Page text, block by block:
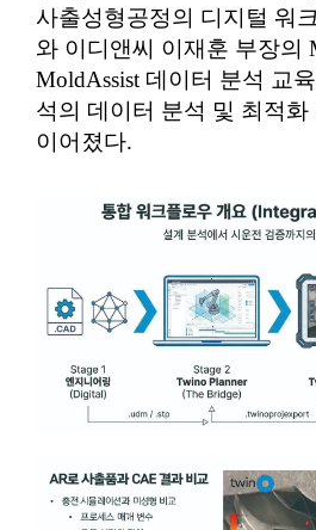
사출성형공정의 디지털 워
와 이디앤씨 이재훈 부장의
MoldAssist 데이터 분석 교
석의 데이터 분석 및 최적
이어졌다.